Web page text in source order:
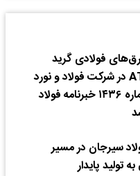
فولادی گرید
ATOS60 در شرکت فولاد و نورد
سبا"/ شماره ۱۴۳۶ خبرنامه فولاد
سیرجان در مسیر
تولید پایدار